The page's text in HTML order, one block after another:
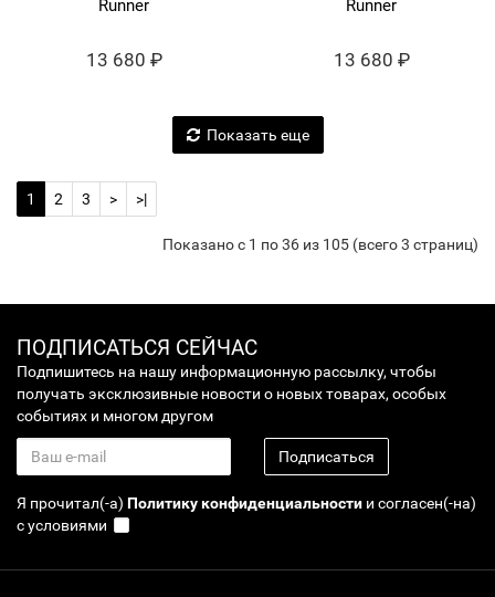
Runner
13 680 ₽
Runner
13 680 ₽
Показать еще
1 2 3 > >|
Показано с 1 по 36 из 105 (всего 3 страниц)
ПОДПИСАТЬСЯ СЕЙЧАС
Подпишитесь на нашу информационную рассылку, чтобы
получать эксклюзивные новости о новых товарах, особых
событиях и многом другом
Подписаться
Я прочитал(-а) Политику конфиденциальности и согласен(-на)
с условиями